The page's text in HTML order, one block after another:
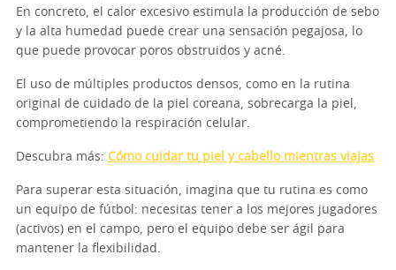
En concreto, el calor excesivo estimula la producción de sebo
y la alta humedad puede crear una sensación pegajosa, lo
que puede provocar poros obstruidos y acné.
El uso de múltiples productos densos, como en la rutina
original de cuidado de la piel coreana, sobrecarga la piel,
comprometiendo la respiración celular.
Descubra más: Cómo cuidar tu piel y cabello mientras viajas
Para superar esta situación, imagina que tu rutina es como
un equipo de fútbol: necesitas tener a los mejores jugadores
(activos) en el campo, pero el equipo debe ser ágil para
mantener la flexibilidad.